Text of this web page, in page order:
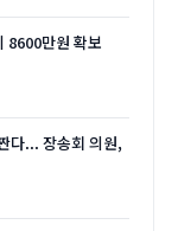
8600만원 확보
다... 장송회 의원,